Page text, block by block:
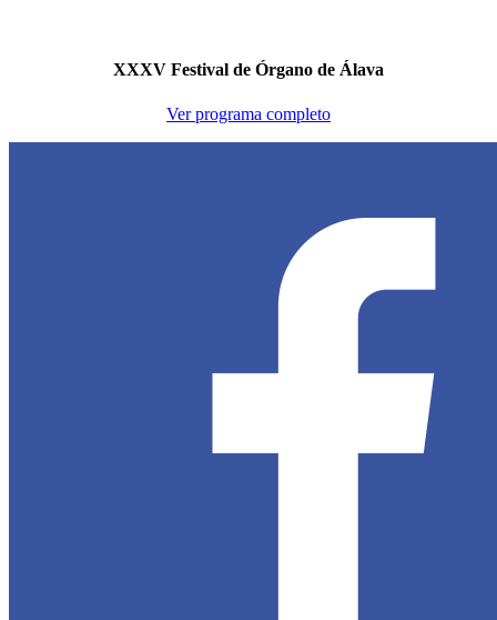
XXXV Festival de Órgano de Álava
Ver programa completo